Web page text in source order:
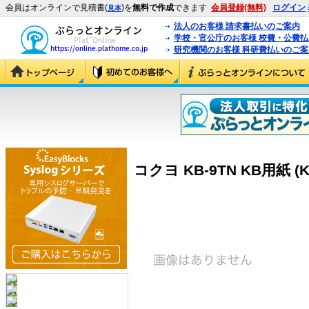
会員はオンラインで見積書(見本)を無料で作成できます 会員登録(無料) ログイン
法人のお客様 請求書払いのご案内
学校・官公庁のお客様 校費・公費
研究機関のお客様 科研費払いのご
コクヨ KB-9TN KB用紙